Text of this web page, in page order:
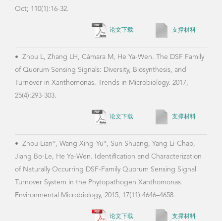
Oct; 110(1):16-32.
论文下载 支撑材料
• Zhou L, Zhang LH, Cámara M, He Ya-Wen. The DSF Family
of Quorum Sensing Signals: Diversity, Biosynthesis, and
Turnover in Xanthomonas. Trends in Microbiology. 2017,
25(4):293-303.
论文下载 支撑材料
• Zhou Lian*, Wang Xing-Yu*, Sun Shuang, Yang Li-Chao,
Jiang Bo-Le, He Ya-Wen. Identification and Characterization
of Naturally Occurring DSF-Family Quorum Sensing Signal
Turnover System in the Phytopathogen Xanthomonas.
Environmental Microbiology, 2015, 17(11):4646–4658.
论文下载 支撑材料